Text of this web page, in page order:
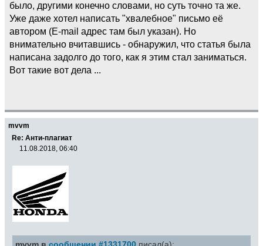
было, другими конечно словами, но суть точно та же.
Уже даже хотел написать "хвалебное" письмо её
автором (E-mail адрес там был указан). Но
внимательно вчитавшись - обнаружил, что статья была
написана задолго до того, как я этим стал заниматься.
Вот такие вот дела ...
mvvm
Re: Анти-плагиат
11.08.2018, 06:40